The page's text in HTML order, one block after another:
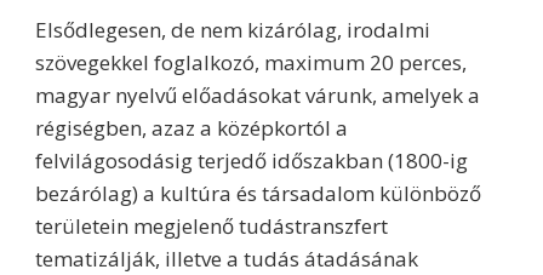
Elsődlegesen, de nem kizárólag, irodalmi
szövegekkel foglalkozó, maximum 20 perces,
magyar nyelvű előadásokat várunk, amelyek a
régiségben, azaz a középkortól a
felvilágosodásig terjedő időszakban (1800-ig
bezárólag) a kultúra és társadalom különböző
területein megjelenő tudástranszfert
tematizálják, illetve a tudás átadásának